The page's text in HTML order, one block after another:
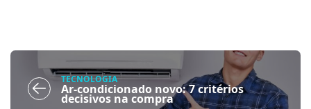
TECNOLOGIA
Ar-condicionado novo: 7 critérios
decisivos na compra